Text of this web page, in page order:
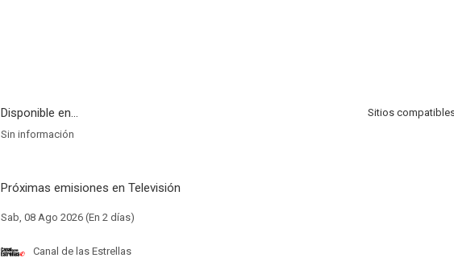
Disponible en...
Sitios
Sin información
Próximas emisiones en Televisión
Sab, 08 Ago 2026 (En 2 días)
Canal de las Estrellas